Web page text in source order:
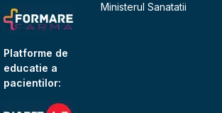
Platforme de
educatie a
pacientilor:
Ministerul Sanatatii